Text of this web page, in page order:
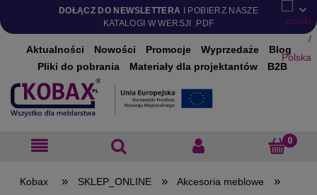
DOŁĄCZ DO NEWSLETTERA I POBIERZ NASZE
KATALOGI W WERSJI .PDF
Aktualności Nowości Promocje Wyprzedaże
Blog
Pliki do pobrania
Materiały dla projektantów B2B
» SKLEP_ONLINE » Akcesoria meblowe »